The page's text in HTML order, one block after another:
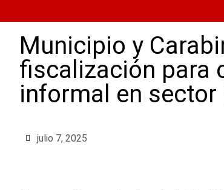
Municipio y
fiscalización para
informal en
julio 7, 2025